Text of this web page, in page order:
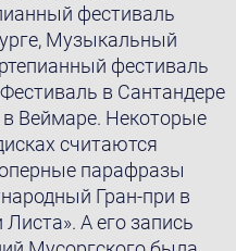
фестиваль
Музыкальный
фестиваль
в Сантандере
Веймаре. Некоторые
считаются
парафразы
Гран-при в
А его запись